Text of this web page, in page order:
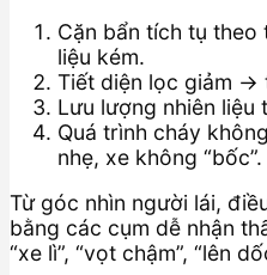
Cặn bẩn tích tụ theo
liệu kém.
Tiết diện lọc giảm →
Lưu lượng nhiên liệu
Quá trình cháy
nhẹ, xe không “bốc”.
Từ góc nhìn người lái,
bằng các cụm dễ nhận
“xe lì”, “vọt chậm”, “lên